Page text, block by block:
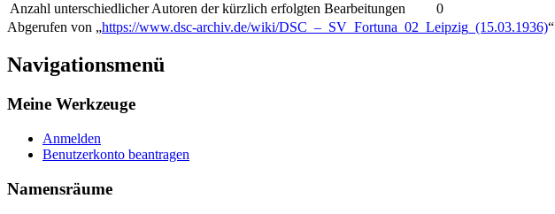
Anzahl unterschiedlicher Autoren der kürzlich erfolgten Bearbeitungen
0
Abgerufen von „https://www.dsc-archiv.de/wiki/DSC_–_SV_Fortuna_02_Leipzig_(15.03.1936)“
Navigationsmenü
Meine Werkzeuge
Anmelden
Benutzerkonto beantragen
Namensräume